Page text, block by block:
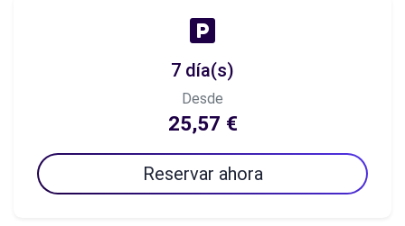
7 día(s)
Desde
25,57 €
Reservar ahora